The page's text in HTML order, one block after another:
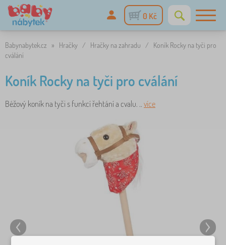
0 Kč
Babynabytek.cz » Hračky / Hračky na zahradu /
Koník Rocky na tyči pro
cválání
Koník Rocky na tyči pro cválání
Béžový koník na tyči s funkcí řehtání a cvalu. .. více